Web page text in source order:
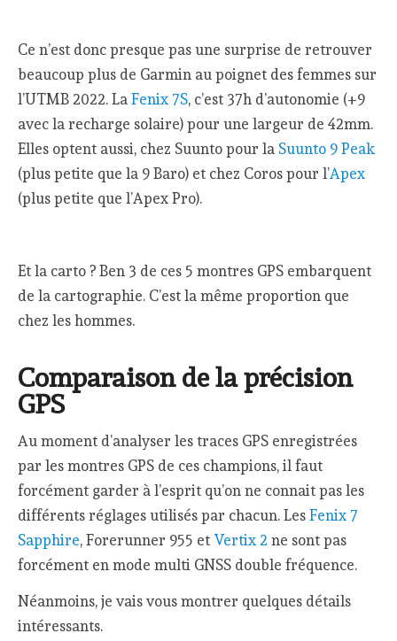
Ce n’est donc presque pas une surprise de retrouver
beaucoup plus de Garmin au poignet des femmes sur
l’UTMB 2022. LaFenix 7S, c’est 37h d’autonomie (+9
avec la recharge solaire) pour une largeur de 42mm.
Elles optent aussi, chez Suunto pour la Suunto 9 Peak
(plus petite que la 9 Baro) et chez Coros pour l’Apex
(plus petite que l’Apex Pro).
Et la carto ? Ben 3 de ces 5 montres GPS embarquent
de la cartographie. C’est la même proportion que
chez les hommes.
Comparaison de la précision
GPS
Au moment d’analyser les traces GPS enregistrées
par les montres GPS de ces champions, il faut
forcément garder à l’esprit qu’on ne connait pas les
différents réglages utilisés par chacun. LesFenix 7
Sapphire, Forerunner 955 et Vertix 2 ne sont pas
forcément en mode multi GNSS double fréquence.
Néanmoins, je vais vous montrer quelques détails
intéressants.